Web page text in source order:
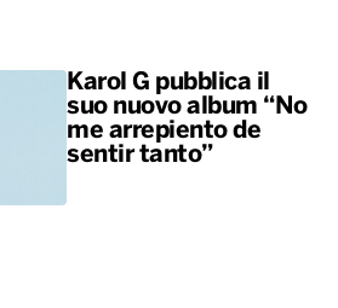
Karol G pubblica il
suo nuovo album “No
me arrepiento de
sentir tanto”